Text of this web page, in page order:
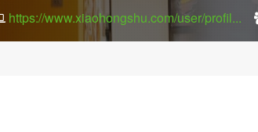
https://www.xiaohongshu.com/user/profil...